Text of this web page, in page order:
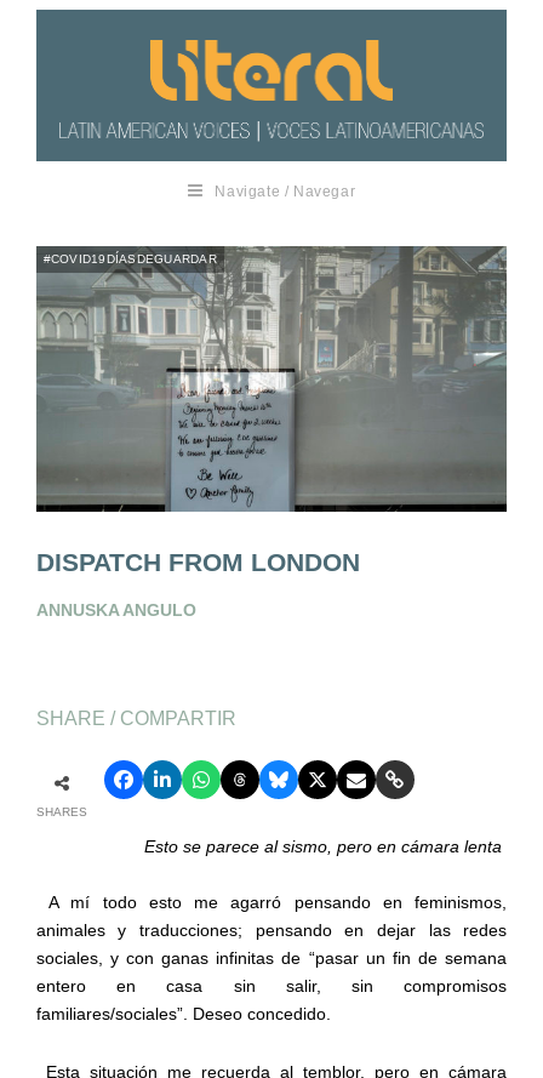
Navigate / Navegar
#COVID19DÍASDEGUARDAR
DISPATCH FROM LONDON
ANNUSKA ANGULO
SHARE / COMPARTIR
SHARES
Esto se parece al sismo, pero en cámara lenta
A mí todo esto me agarró pensando en feminismos,
animalesy traducciones; pensando en dejar las redes
sociales, y con ganas infinitas de “pasar un fin de semana
entero en casa sin salir,
sin compromisos
familiares/sociales”. Deseo concedido.
Esta situación me recuerdaal temblor, pero en cámara